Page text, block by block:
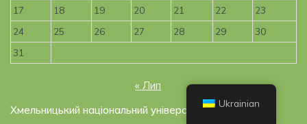
17
18 19 20 21 22
23
24
25 26 27 28 29
30
31
« Лип
Хмельницький національний університет, 2019-2026
Ukrainian